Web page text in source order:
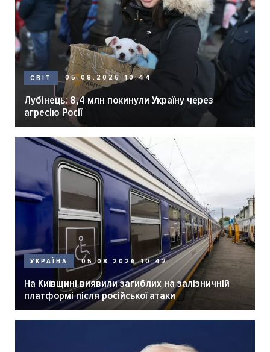
СВІТ 05.08.2026 10:44
Лубінець: 8,4 млн покинули Україну через
агресію Росії
УКРАЇНА 05.08.2026 10:42
На Київщині виявили загиблих на залізничній
платформі після російської атаки